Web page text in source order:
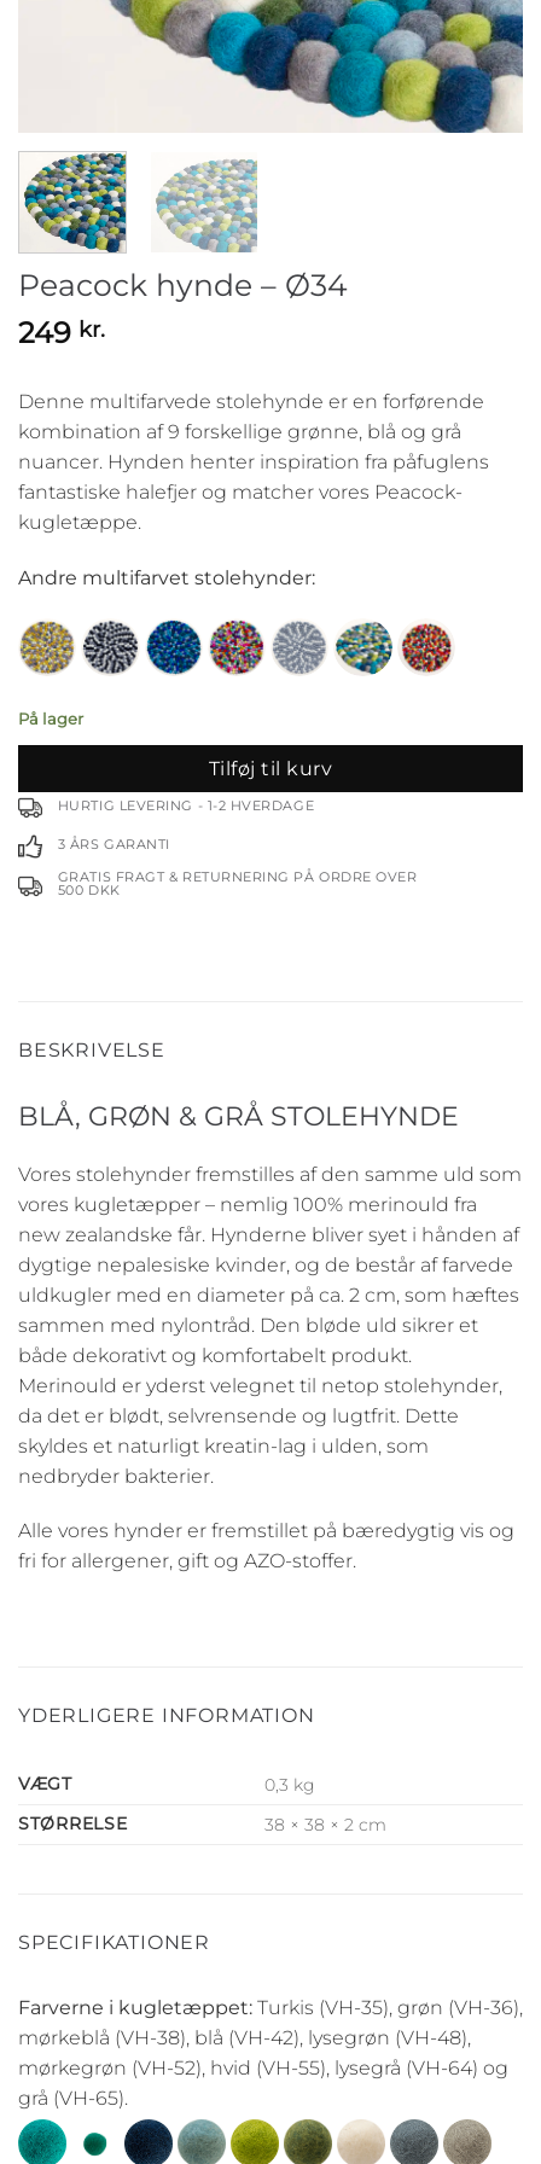
Peacock hynde – Ø34
249 kr.
Denne multifarvede stolehynde er en forførende
kombination af 9 forskellige grønne, blå og grå
nuancer. Hynden henter inspiration fra påfuglens
fantastiske halefjer og matcher vores Peacock-
kugletæppe.
Andre multifarvet stolehynder:
På lager
Tilføj til kurv
HURTIG LEVERING - 1-2 HVERDAGE
3 ÅRS GARANTI
GRATIS FRAGT & RETURNERING PÅ ORDRE OVER
500 DKK
BESKRIVELSE
BLÅ, GRØN & GRÅ STOLEHYNDE
Vores stolehynder fremstilles af den samme uld som
vores kugletæpper – nemlig 100% merinould fra
new zealandske får. Hynderne bliver syet i hånden af
dygtige nepalesiske kvinder, og de består af farvede
uldkugler med en diameter på ca. 2 cm, som hæftes
sammen med nylontråd. Den bløde uld sikrer et
både dekorativt og komfortabelt produkt.
Merinould er yderst velegnet til netop stolehynder,
da det er blødt, selvrensende og lugtfrit. Dette
skyldes et naturligt kreatin-lag i ulden, som
nedbryder bakterier.
Alle vores hynder er fremstillet på bæredygtig vis og
fri for allergener, gift og AZO-stoffer.
YDERLIGERE INFORMATION
VÆGT
0,3 kg
STØRRELSE
38 × 38 × 2 cm
SPECIFIKATIONER
Farverne i kugletæppet: Turkis (VH-35), grøn (VH-36),
mørkeblå (VH-38), blå (VH-42), lysegrøn (VH-48),
mørkegrøn (VH-52), hvid (VH-55), lysegrå (VH-64) og
grå (VH-65).